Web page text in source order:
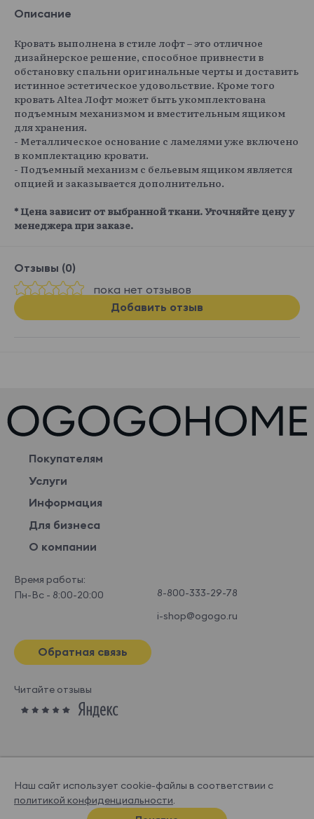
Описание
Кровать выполнена в стиле лофт – это отличное
дизайнерское решение, способное привнести в
обстановку спальни оригинальные черты и доставить
истинное эстетическое удовольствие. Кроме того
кровать Altea Лофт может быть укомплектована
подъемным механизмом и вместительным ящиком
для хранения.
- Металлическое основание с ламелями уже включено
в комплектацию кровати.
- Подъемный механизм с бельевым ящиком является
опцией и заказывается дополнительно.
* Цена зависит от выбранной ткани. Уточняйте цену у
менеджера при заказе.
Отзывы (0)
пока нет отзывов
Добавить отзыв
Покупателям
Услуги
Информация
Для бизнеса
О компании
Время работы:
Пн-Вс - 8:00-20:00
8-800-333-29-78
i-shop@ogogo.ru
Обратная связь
Читайте отзывы
© OGOGOHOME, 2026
Наш сайт использует cookie-файлы в соответствии с
политикой конфиденциальности.